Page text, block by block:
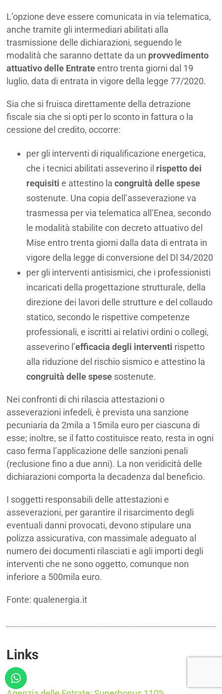
L’opzione deve essere comunicata in via telematica,
anche tramite gli intermediari abilitati alla
trasmissione delle dichiarazioni, seguendo le
modalità che saranno dettate da un provvedimento
attuativo delle Entrateentro trenta giorni dal 19
luglio, data di entrata in vigore della legge 77/2020.
Sia che si fruisca direttamente della detrazione
fiscale sia che si opti per lo sconto in fattura o la
cessione del credito, occorre:
per gli interventi di riqualificazione energetica,
che i tecnici abilitati asseverino il rispetto dei
requisiti e attestino lacongruità delle spese
sostenute. Una copia dell’asseverazione va
trasmessa per via telematica all’Enea, secondo
le modalità stabilite con decreto attuativo del
Mise entro trenta giorni dalla data di entrata in
vigore della legge di conversione del Dl 34/2020
per gli interventi antisismici, che i professionisti
incaricati della progettazione strutturale, della
direzione dei lavori delle strutture e del collaudo
statico, secondo le rispettive competenze
professionali, e iscritti ai relativi ordini o collegi,
asseverino l’efficacia degli interventi rispetto
alla riduzione del rischio sismico e attestino la
congruità delle spese sostenute.
Nei confronti di chi rilascia attestazioni o
asseverazioni infedeli, è prevista una sanzione
pecuniaria da 2mila a 15mila euro per ciascuna di
esse; inoltre, se il fatto costituisce reato, resta in ogni
caso ferma l’applicazione delle sanzioni penali
(reclusione fino a due anni). La non veridicità delle
dichiarazioni comporta la decadenza dal beneficio.
I soggetti responsabili delle attestazioni e
asseverazioni, per garantire il risarcimento degli
eventuali danni provocati, devono stipulare una
polizza assicurativa, con massimale adeguato al
numero dei documenti rilasciati e agli importi degli
interventi che ne sono oggetto, comunque non
inferiore a 500mila euro.
Fonte: qualenergia.it
Links
SUPERBONUS